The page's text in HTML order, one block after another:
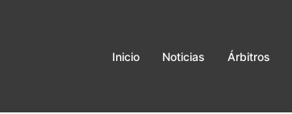
Inicio Noticias Árbitros